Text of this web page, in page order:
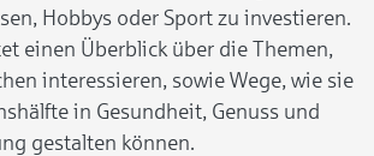
Hobbys oder Sport zu investieren.
einen Überblick über die Themen,
interessieren, sowie Wege, wie sie
in Gesundheit, Genuss und
gestalten können.